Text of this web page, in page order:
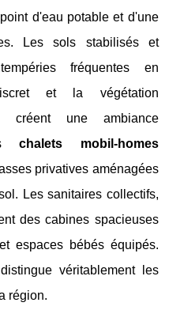
d'eau potable et d'une
Les sols stabilisés et
fréquentes en
et la végétation
créent une ambiance
chalets mobil-homes
privatives aménagées
Les sanitaires collectifs,
des cabines spacieuses
espaces bébés équipés.
véritablement les
région.